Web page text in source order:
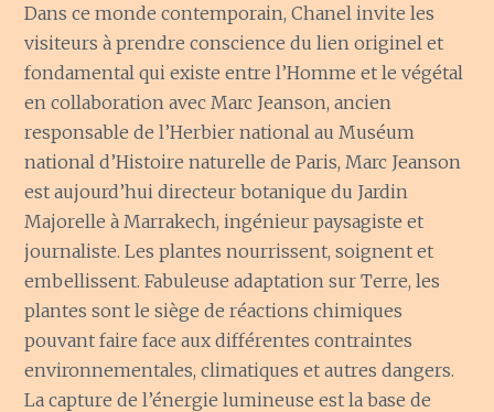
Dans ce monde contemporain, Chanel invite les
visiteurs à prendre conscience du lien originel et
fondamental qui existe entre l’Homme et le végétal
en collaboration avec Marc Jeanson, ancien
responsable de l’Herbier national au Muséum
national d’Histoire naturelle de Paris, Marc Jeanson
est aujourd’hui directeur botanique du Jardin
Majorelle à Marrakech, ingénieur paysagiste et
journaliste. Les plantes nourrissent, soignent et
embellissent. Fabuleuse adaptation sur Terre, les
plantes sont le siège de réactions chimiques
pouvant faire face aux différentes contraintes
environnementales, climatiques et autres dangers.
La capture de l’énergie lumineuse est la base de